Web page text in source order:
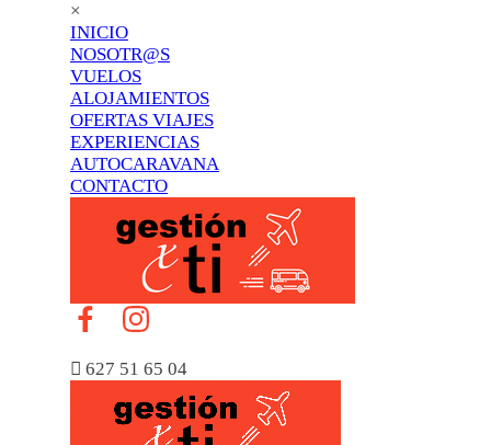
×
INICIO
NOSOTR@S
VUELOS
ALOJAMIENTOS
OFERTAS VIAJES
EXPERIENCIAS
AUTOCARAVANA
CONTACTO
 627 51 65 04